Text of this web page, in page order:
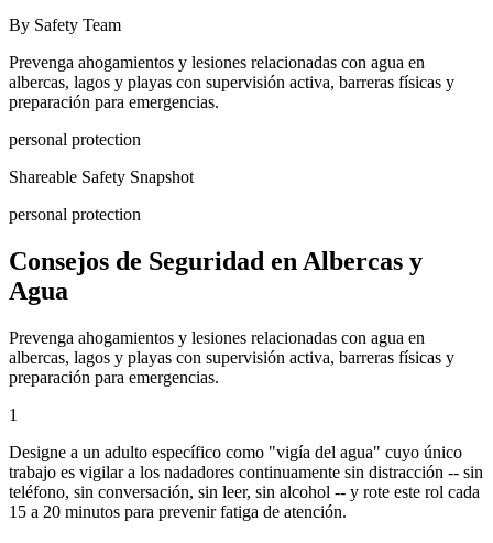
By Safety Team
Prevenga ahogamientos y lesiones relacionadas con agua en
albercas, lagos y playas con supervisión activa, barreras físicas y
preparación para emergencias.
personal protection
Shareable Safety Snapshot
personal protection
Consejos de Seguridad en Albercas y
Agua
Prevenga ahogamientos y lesiones relacionadas con agua en
albercas, lagos y playas con supervisión activa, barreras físicas y
preparación para emergencias.
1
Designe a un adulto específico como "vigía del agua" cuyo único
trabajo es vigilar a los nadadores continuamente sin distracción -- sin
teléfono, sin conversación, sin leer, sin alcohol -- y rote este rol cada
15 a 20 minutos para prevenir fatiga de atención.